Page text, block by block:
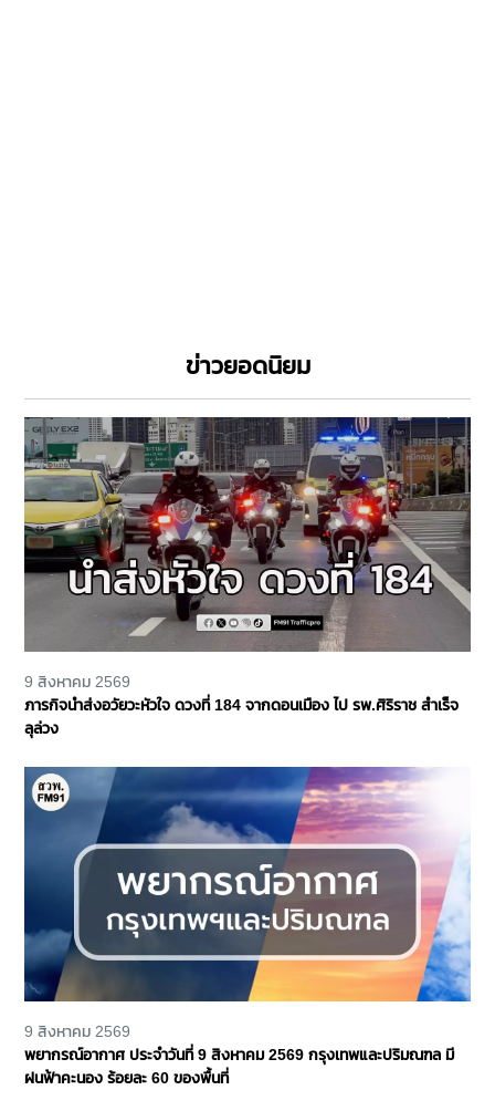
ข่าวยอดนิยม
9 สิงหาคม 2569
ภารกิจนำส่งอวัยวะหัวใจ ดวงที่ 184 จากดอนเมือง ไป รพ.ศิริราช สำเร็จ
ลุล่วง
9 สิงหาคม 2569
พยากรณ์อากาศ ประจำวันที่ 9 สิงหาคม 2569 กรุงเทพและปริมณฑล มี
ฝนฟ้าคะนอง ร้อยละ 60 ของพื้นที่